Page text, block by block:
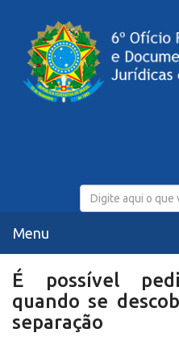
Menu
É possível
quando se
separação